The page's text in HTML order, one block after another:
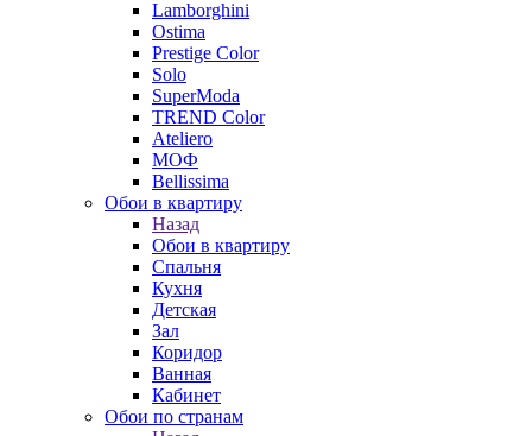
Lamborghini
Ostima
Prestige Color
Solo
SuperModa
TREND Color
Ateliero
МОФ
Bellissima
Обои в квартиру
Назад
Обои в квартиру
Спальня
Кухня
Детская
Зал
Коридор
Ванная
Кабинет
Обои по странам